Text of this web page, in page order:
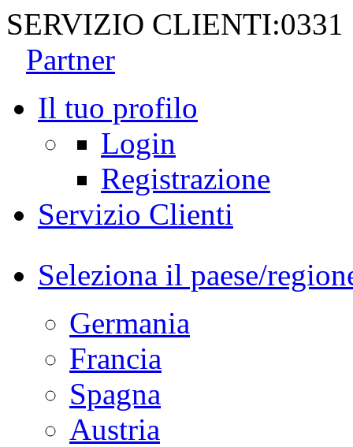
SERVIZIO CLIENTI:0331
Partner
Il tuo profilo
Login
Registrazione
Servizio Clienti
Seleziona il paese/
Germania
Francia
Spagna
Austria